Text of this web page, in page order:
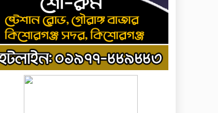
হোসেনপুরে জুলাই
গণঅভ্যুত্থানের শহীদ
আব্দুল্লাহ বিন জাহিদের
কবরে শ্রদ্ধা নিবেদন